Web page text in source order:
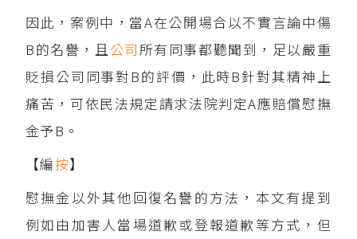
因此，案例中，當A在公開場合以不實言論中傷
B的名譽，且 公司 所有同事都聽聞到，足以嚴重
貶損公司同事對B的評價，此時B針對其精神上
痛苦，可依民法規定請求法院判定A應賠償慰撫
金予B。
【編按】
慰撫金以外其他回復名譽的方法，本文有提到
例如由加害人當場道歉或登報道歉等方式，但